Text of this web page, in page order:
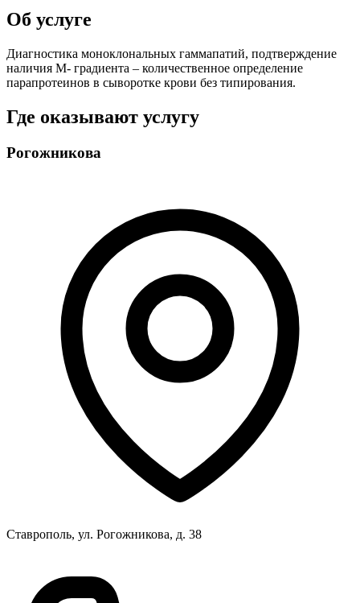
Об услуге
Диагностика моноклональных гаммапатий, подтверждение
наличия М- градиента – количественное определение
парапротеинов в сыворотке крови без типирования.
Где оказывают услугу
Рогожникова
Ставрополь, ул. Рогожникова, д. 38